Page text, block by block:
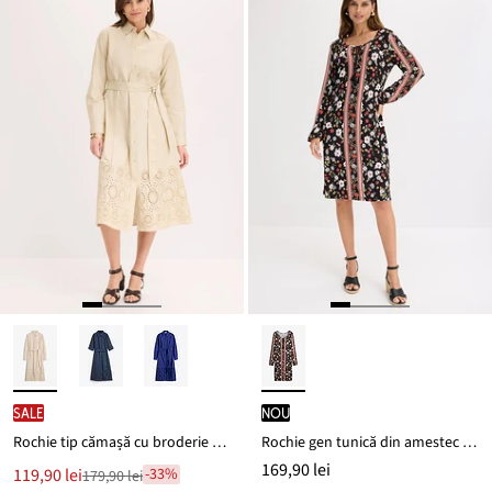
SALE
Rochie tip cămașă cu broderie perforată
Noul
119,90 lei179,90 lei-33%
nou
Rochie gen tunică din amestec moale de viscoză
169,90 lei